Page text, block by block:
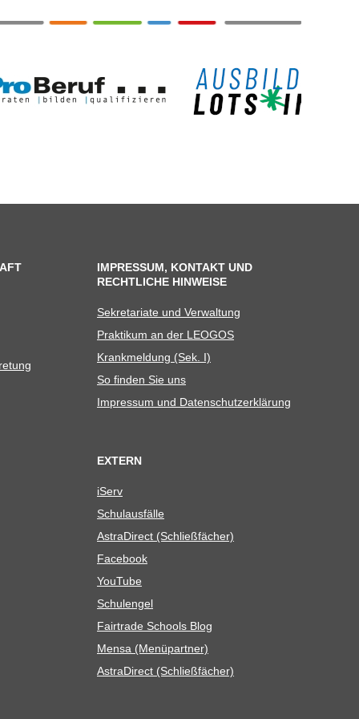
IMPRESSUM, KONTAKT UND
RECHTLICHE HINWEISE
Sekre­ta­riate und Verwaltung
Prak­ti­kum an der LEOGOS
Krank­mel­dung (Sek. I)
So fin­den Sie uns
Impres­sum und Datenschutzerklärung
EXTERN
iServ
Schul­aus­fälle
Astra­Di­rect (Schließ­fä­cher)
Face­book
You­Tube
Schul­en­gel
Fair­trade Schools Blog
Mensa (Menü­part­ner)
Astra­Di­rect (Schließ­fä­cher)